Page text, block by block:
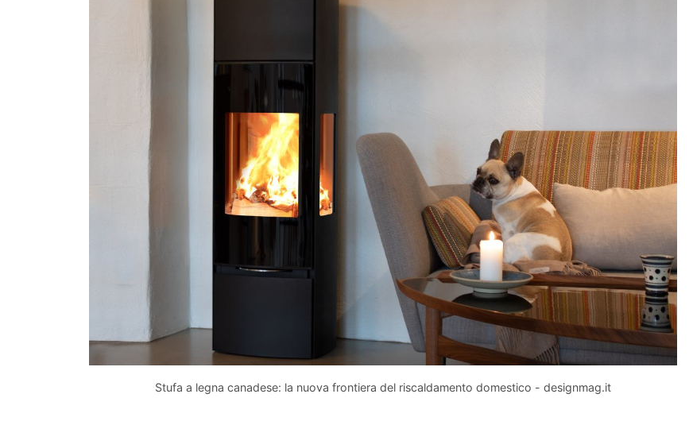
Stufa a legna canadese: la nuova frontiera del riscaldamento domestico - designmag.it